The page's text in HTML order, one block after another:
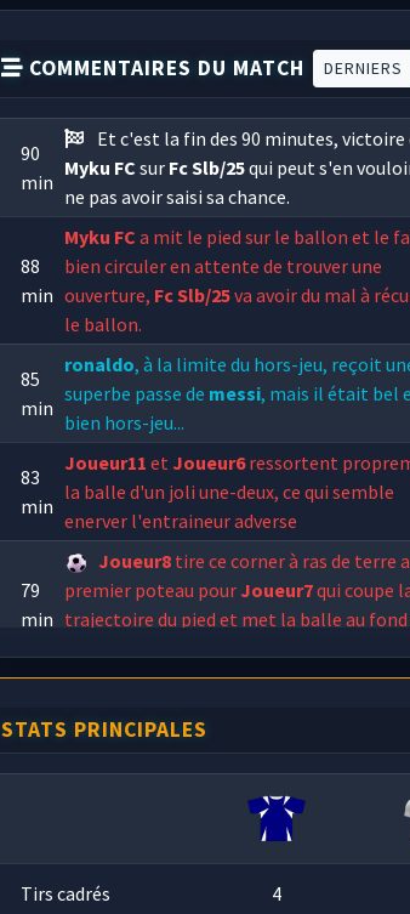
COMMENTAIRES DU MATCH DERNIERS
90
min
Et c'est la fin des 90 minutes, victoire
Myku FC sur Fc Slb/25qui peut s'en
ne pas avoir saisi sa chance.
88
min
Myku FC a mit le pied sur le ballon et le
bien circuler en attente de trouver une
ouverture, Fc Slb/25va avoir du mal à
le ballon.
85
min
ronaldo, à la limite du hors-jeu, reçoit
superbe passe de messi, mais il était bel
bien hors-jeu...
83
min
Joueur11 etJoueur6ressortent
la balle d'un joli une-deux, ce qui semble
enerver l'entraineur adverse
79
min
Joueur8 tire ce corner à ras de terre
premier poteau pourJoueur7qui coupe
trajectoire du pied et met la balle au fond
min
regarder depuis quelques minutes, tandis
Myku FCcourt après le ballon
STATS PRINCIPALES
Tirs cadrés 4